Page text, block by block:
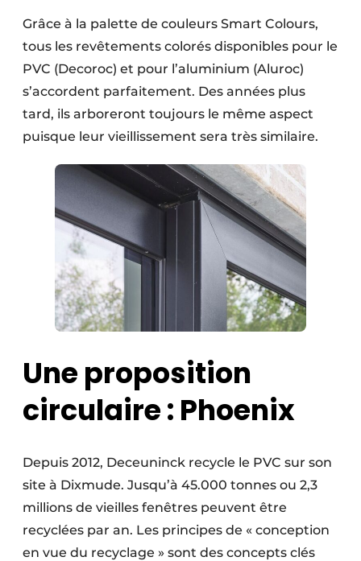
Grâce à la palette de couleurs Smart Colours,
tous les revêtements colorés disponibles pour le
PVC (Decoroc) et pour l’aluminium (Aluroc)
s’accordent parfaitement. Des années plus
tard, ils arboreront toujours le même aspect
puisque leur vieillissement sera très similaire.
Une proposition
circulaire : Phoenix
Depuis 2012, Deceuninck recycle le PVC sur son
site à Dixmude. Jusqu’à 45.000 tonnes ou 2,3
millions de vieilles fenêtres peuvent être
recyclées par an. Les principes de « conception
en vue du recyclage » sont des concepts clés